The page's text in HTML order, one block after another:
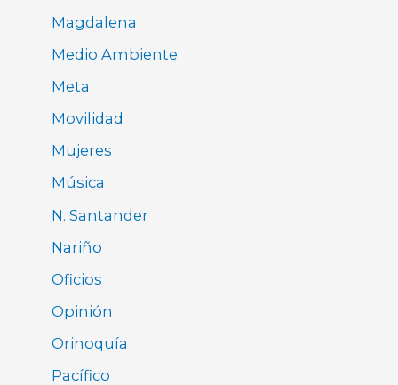
Magdalena
Medio Ambiente
Meta
Movilidad
Mujeres
Música
N. Santander
Nariño
Oficios
Opinión
Orinoquía
Pacífico